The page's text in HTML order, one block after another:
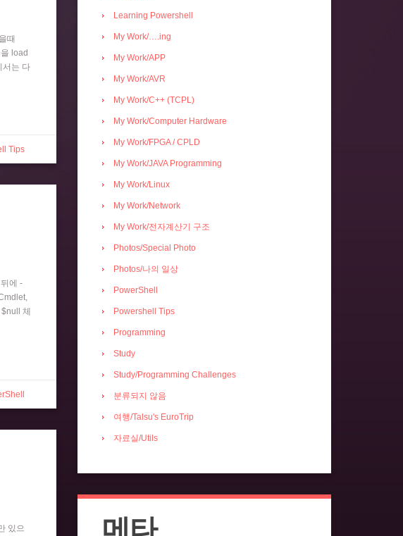
때
load
서는 다
Tips
에 -
체
있으
Learning Powershell
My Work/….ing
My Work/APP
My Work/AVR
My Work/C++ (TCPL)
My Work/Computer Hardware
My Work/FPGA / CPLD
My Work/JAVA Programming
My Work/Linux
My Work/Network
My Work/전자계산기 구조
Photos/Special Photo
Photos/나의 일상
PowerShell
Powershell Tips
Programming
Study
Study/Programming Challenges
분류되지 않음
여행/Talsu's EuroTrip
자료실/Utils